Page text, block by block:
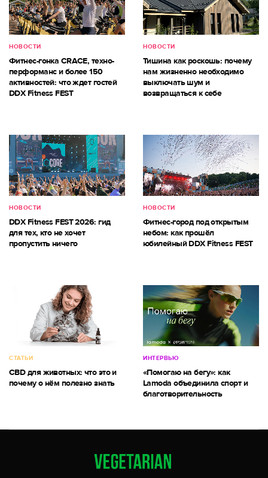
НОВОСТИ
Фитнес-гонка CRACE, техно-
перформанс и более 150
активностей: что ждет гостей
DDX Fitness FEST
НОВОСТИ
Тишина как роскошь: почему
нам жизненно необходимо
выключать шум и
возвращаться к себе
НОВОСТИ
DDX Fitness FEST 2026: гид
для тех, кто не хочет
пропустить ничего
НОВОСТИ
Фитнес-город под открытым
небом: как прошёл
юбилейный DDX Fitness FEST
СТАТЬИ
CBD для животных: что это и
почему о нём полезно знать
ИНТЕРВЬЮ
«Помогаю на бегу»: как
Lamoda объединила спорт и
благотворительность